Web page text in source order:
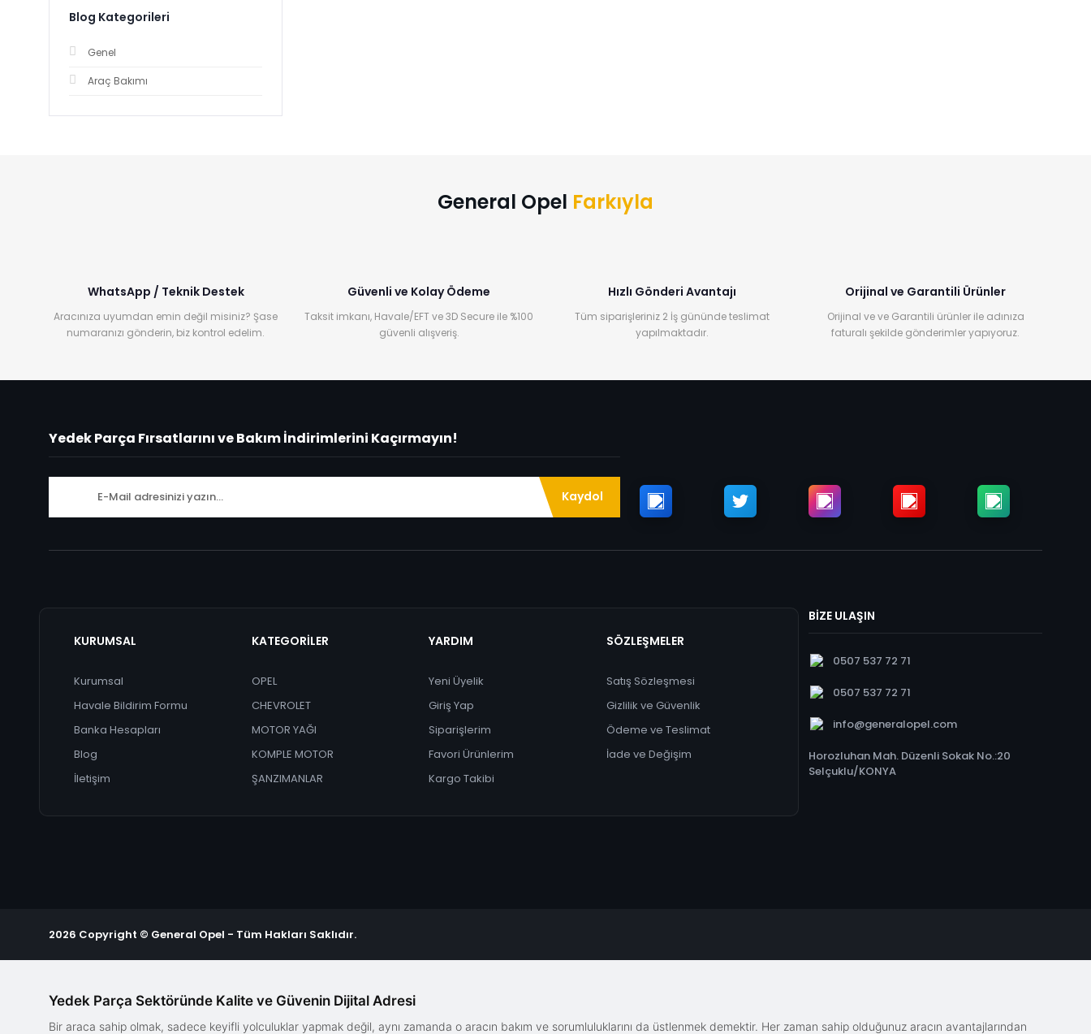
Blog Kategorileri
Genel
Araç Bakımı
General Opel Farkıyla
WhatsApp / Teknik Destek
Aracınıza uyumdan emin değil misiniz? Şase
numaranızı gönderin, biz kontrol edelim.
Güvenli ve Kolay Ödeme
Taksit imkanı, Havale/EFT ve 3D Secure ile %100
güvenli alışveriş.
Hızlı Gönderi Avantajı
Tüm siparişleriniz 2 İş gününde teslimat
yapılmaktadır.
Orijinal ve Garantili Ürünler
Orijinal ve ve Garantili ürünler ile adınıza
faturalı şekilde gönderimler yapıyoruz.
Yedek Parça Fırsatlarını ve Bakım İndirimlerini Kaçırmayın!
Kaydol
KURUMSAL
Kurumsal
Havale Bildirim Formu
Banka Hesapları
Blog
İletişim
KATEGORİLER
OPEL
CHEVROLET
MOTOR YAĞI
KOMPLE MOTOR
ŞANZIMANLAR
YARDIM
Yeni Üyelik
Giriş Yap
Siparişlerim
Favori Ürünlerim
Kargo Takibi
SÖZLEŞMELER
Satış Sözleşmesi
Gizlilik ve Güvenlik
Ödeme ve Teslimat
İade ve Değişim
BİZE ULAŞIN
0507 537 72 71
0507 537 72 71
info@generalopel.com
Horozluhan Mah. Düzenli Sokak No.:20
Selçuklu/KONYA
2026 Copyright © General Opel - Tüm Hakları Saklıdır.
Yedek Parça Sektöründe Kalite ve Güvenin Dijital Adresi
Bir araca sahip olmak, sadece keyifli yolculuklar yapmak değil, aynı zamanda o aracın bakım ve sorumluluklarını da üstlenmek demektir. Her zaman sahip olduğunuz aracın avantajlarından